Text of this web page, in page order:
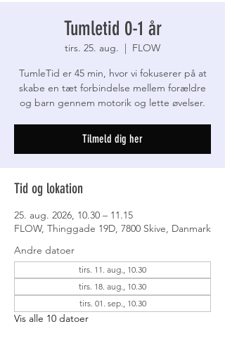
Tumletid 0-1 år
tirs. 25. aug.
  |
FLOW
TumleTid er 45 min, hvor vi fokuserer på at
skabe en tæt forbindelse mellem forældre
og barn gennem motorik og lette øvelser.
Tilmeld dig her
Tid og lokation
25. aug. 2026, 10.30 – 11.15
FLOW, Thinggade 19D, 7800 Skive, Danmark
Andre datoer
tirs. 11. aug., 10.30
tirs. 18. aug., 10.30
tirs. 01. sep., 10.30
Vis alle 10 datoer